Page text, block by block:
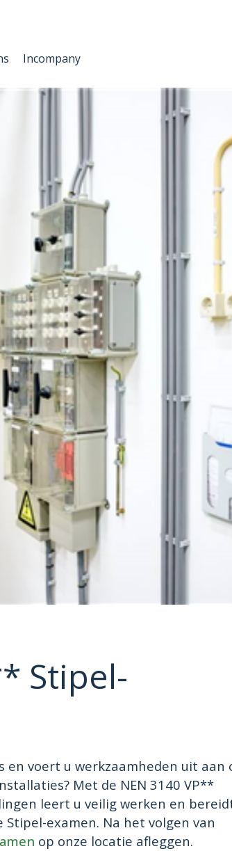
Incompany
Stipel-
voert u werkzaamheden uit aan
Met de NEN 3140 VP**
leert u veilig werken en
examen. Na het volgen van
op onze locatie afleggen.